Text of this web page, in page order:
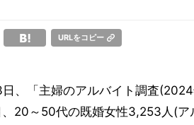
URLをコピー
、「主婦のアルバイト調査
、20～50代の既婚女性3,253人(